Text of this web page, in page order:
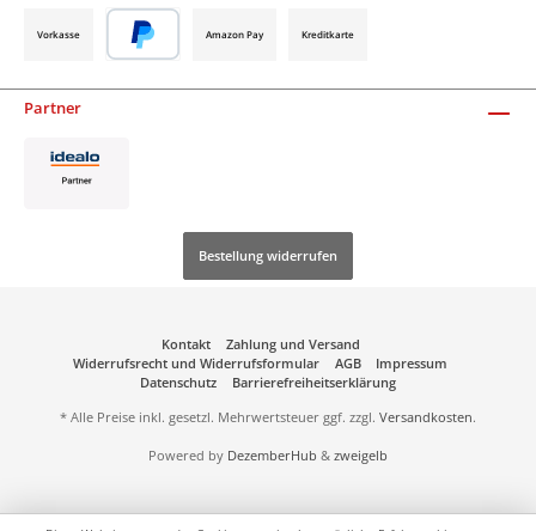
Vorkasse Amazon Pay Kreditkarte
Partner
Bestellung widerrufen
Kontakt
Zahlung und Versand
Widerrufsrecht und Widerrufsformular
AGB
Impressum
Datenschutz
Barrierefreiheitserklärung
* Alle Preise inkl. gesetzl. Mehrwertsteuer ggf. zzgl. Versandkosten.
Powered by DezemberHub & zweigelb